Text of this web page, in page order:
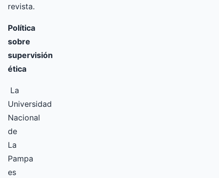
revista.
Política
sobre
supervisión
ética
La
Universidad
Nacional
de
La
Pampa
es